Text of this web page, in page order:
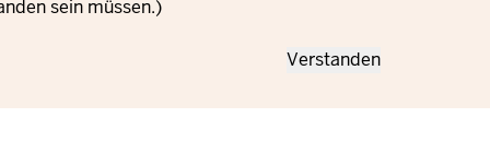
sein müssen.)
Verstanden